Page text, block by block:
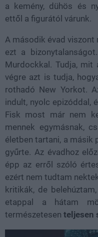
a kemény, dühös és
ettől a figurától várunk.
A második évad viszont
ezt a
Murdockkal. Tudja, mit
végre azt is tudja,
rothadó New Yorkot.
indult, nyolc epizóddal,
Fisk most már nem
mennek egymásnak,
életben tartani, a másik
gyűrte. Az évadhoz
épp az erről szóló
ezért nem tudtam
kritikák, de
etappal a hátam
természetesen teljesen